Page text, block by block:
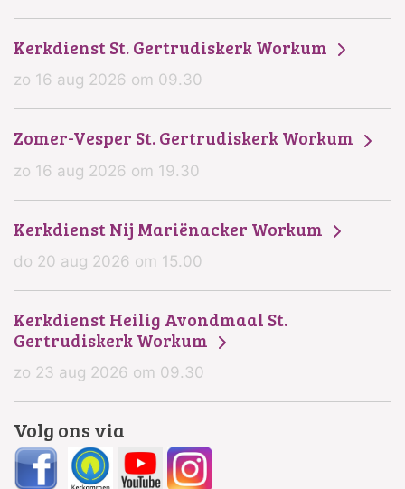
Kerkdienst St. Gertrudiskerk Workum
zo 16 aug 2026 om 09.30
Zomer-Vesper St. Gertrudiskerk Workum
zo 16 aug 2026 om 19.30
Kerkdienst Nij Mariënacker Workum
do 20 aug 2026 om 15.00
Kerkdienst Heilig Avondmaal St.
Gertrudiskerk Workum
zo 23 aug 2026 om 09.30
Volg ons via